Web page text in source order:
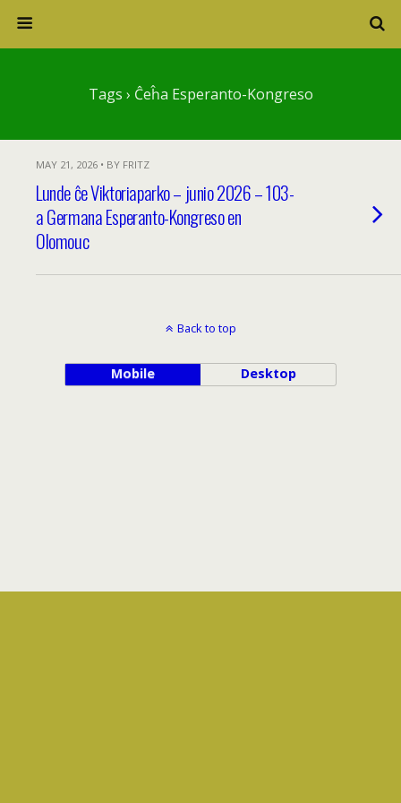
Tags › Ĉeĥa Esperanto-Kongreso
MAY 21, 2026 • BY FRITZ
Lunde ĉe Viktoriaparko – junio 2026 – 103-
a Germana Esperanto-Kongreso en
Olomouc
Back to top
Mobile Desktop